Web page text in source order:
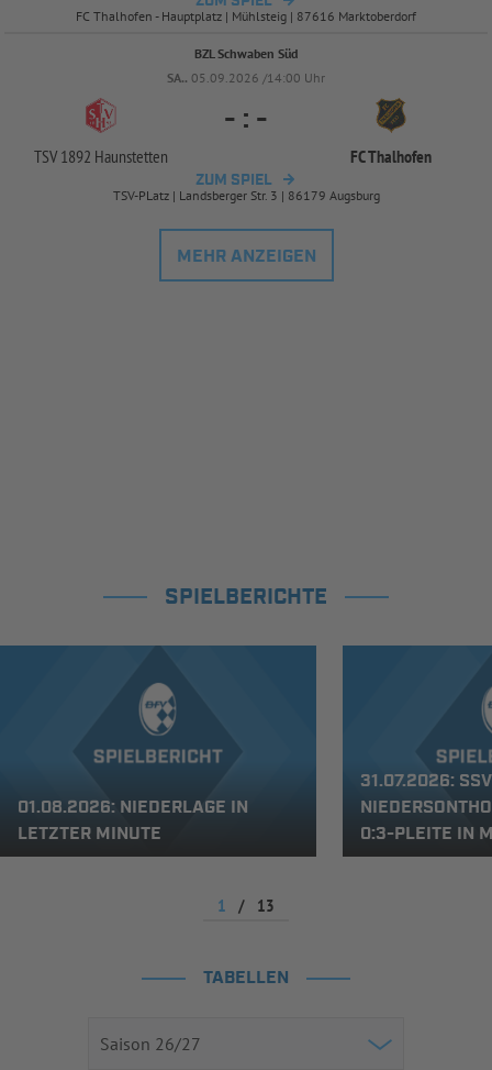
FC Thalhofen - Hauptplatz | Mühlsteig | 87616 Marktoberdorf
BZL Schwaben Süd
SA.. 05.09.2026 /14:00 Uhr
TSV 1892 Haunstetten
- : -
FC Thalhofen
ZUM SPIEL
TSV-PLatz | Landsberger Str. 3 | 86179 Augsburg
MEHR ANZEIGEN
SPIELBERICHTE
01.08.2026: NIEDERLAGE IN
LETZTER MINUTE
31.07.2026: SSV
0:3-PLEITE IN
1 / 13
TABELLEN